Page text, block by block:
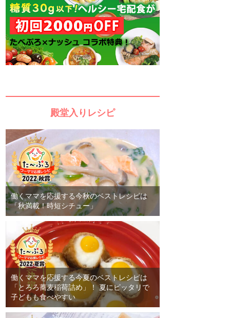
殿堂入りレシピ
働くママを応援する今秋のベストレシピは
「秋満載！時短シチュー」
働くママを応援する今夏のベストレシピは
「とろろ蕎麦稲荷詰め」！ 夏にピッタリで
子どもも食べやすい